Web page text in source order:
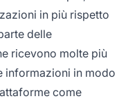
in più rispetto
delle
ricevono molte più
informazioni in modo
come